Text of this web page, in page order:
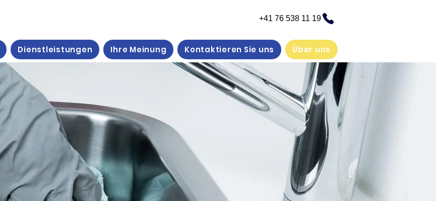
+41 76 538 11 19
Dienstleistungen Ihre Meinung Kontaktieren Sie uns Über uns